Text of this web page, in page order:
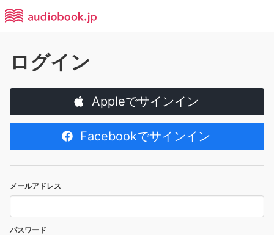
ログイン
Appleでサインイン
Facebookでサインイン
メールアドレス
パスワード